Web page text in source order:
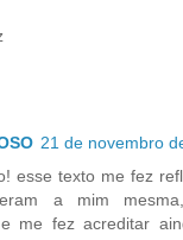
21 de novembro
esse texto me fez
a mim
me fez acreditar